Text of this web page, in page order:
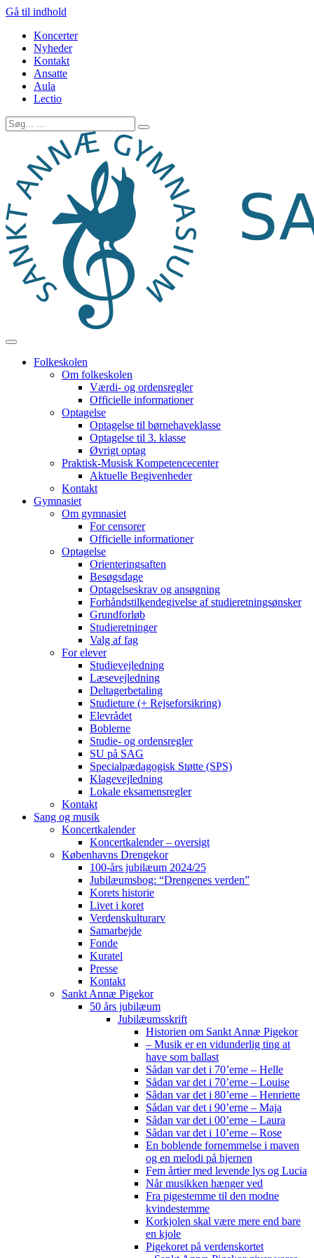
Gå til indhold
Koncerter
Nyheder
Kontakt
Ansatte
Aula
Lectio
Folkeskolen
Om folkeskolen
Værdi- og ordensregler
Officielle informationer
Optagelse
Optagelse til børnehaveklasse
Optagelse til 3. klasse
Øvrigt optag
Praktisk-Musisk Kompetencecenter
Aktuelle Begivenheder
Kontakt
Gymnasiet
Om gymnasiet
For censorer
Officielle informationer
Optagelse
Orienteringsaften
Besøgsdage
Optagelseskrav og ansøgning
Forhåndstilkendegivelse af studieretningsønsker
Grundforløb
Studieretninger
Valg af fag
For elever
Studievejledning
Læsevejledning
Deltagerbetaling
Studieture (+ Rejseforsikring)
Elevrådet
Boblerne
Studie- og ordensregler
SU på SAG
Specialpædagogisk Støtte (SPS)
Klagevejledning
Lokale eksamensregler
Kontakt
Sang og musik
Koncertkalender
Koncertkalender – oversigt
Københavns Drengekor
100-års jubilæum 2024/25
Jubilæumsbog: “Drengenes verden”
Korets historie
Livet i koret
Verdenskulturarv
Samarbejde
Fonde
Kuratel
Presse
Kontakt
Sankt Annæ Pigekor
50 års jubilæum
Jubilæumsskrift
Historien om Sankt Annæ Pigekor
– Musik er en vidunderlig ting at
have som ballast
Sådan var det i 70’erne – Helle
Sådan var det i 70’erne – Louise
Sådan var det i 80’erne – Henriette
Sådan var det i 90’erne – Maja
Sådan var det i 00’erne – Laura
Sådan var det i 10’erne – Rose
En boblende fornemmelse i maven
og en melodi på hjernen
Fem årtier med levende lys og Lucia
Når musikken hænger ved
Fra pigestemme til den modne
kvindestemme
Korkjolen skal være mere end bare
en kjole
Pigekoret på verdenskortet